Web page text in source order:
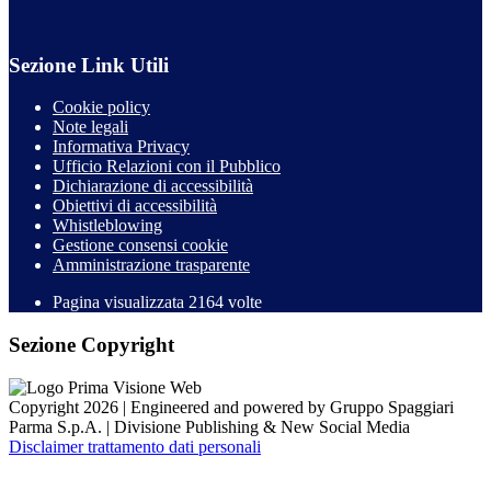
Sezione Link Utili
Cookie policy
Note legali
Informativa Privacy
Ufficio Relazioni con il Pubblico
Dichiarazione di accessibilità
Obiettivi di accessibilità
Whistleblowing
Gestione consensi cookie
Amministrazione trasparente
Pagina visualizzata 2164 volte
Sezione Copyright
Copyright 2026 | Engineered and powered by Gruppo Spaggiari
Parma S.p.A. | Divisione Publishing & New Social Media
Disclaimer trattamento dati personali